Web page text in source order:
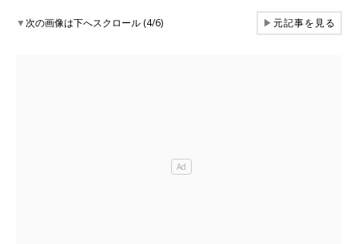
▼次の画像は下へスクロール (4/6) ▶元記事を見る